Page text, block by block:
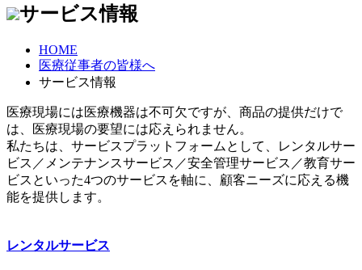
サービス情報
HOME
医療従事者の皆様へ
サービス情報
医療現場には医療機器は不可欠ですが、商品の提供だけで
は、医療現場の要望には応えられません。
私たちは、サービスプラットフォームとして、レンタルサー
ビス／メンテナンスサービス／安全管理サービス／教育サー
ビスといった4つのサービスを軸に、顧客ニーズに応える機
能を提供します。
レンタルサービス